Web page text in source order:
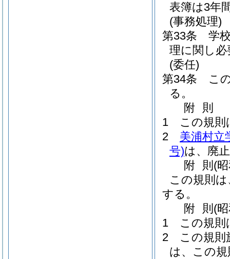
表簿は3年
(事務処理)
第33条
学
理に関し
(委任)
第34条
こ
る。
附 則
1
この規則
2
美浦村立
号)は、廃
附 則 (
この規則
する。
附 則 (
1
この規則
2
この規則
は、この